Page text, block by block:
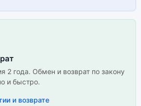
2 года. Обмен и возврат по закону
и быстро.
и возврате